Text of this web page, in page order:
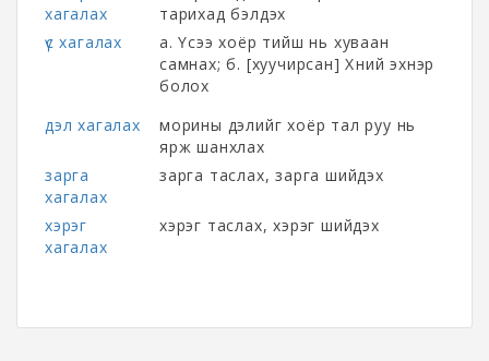
хагалах
тарихад бэлдэх
үс хагалах
а. Үсээ хоёр тийш нь хуваан
самнах; б. [хуучирсан] Хүний эхнэр
болох
дэл хагалах
морины дэлийг хоёр тал руу нь
ярж шанхлах
зарга
хагалах
зарга таслах, зарга шийдэх
хэрэг
хагалах
хэрэг таслах, хэрэг шийдэх